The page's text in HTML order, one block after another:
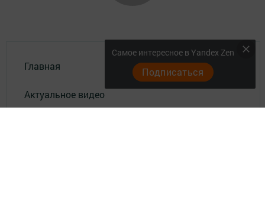
Главная
Актуальное видео
Самое интересное в Yandex Zen
Подписаться